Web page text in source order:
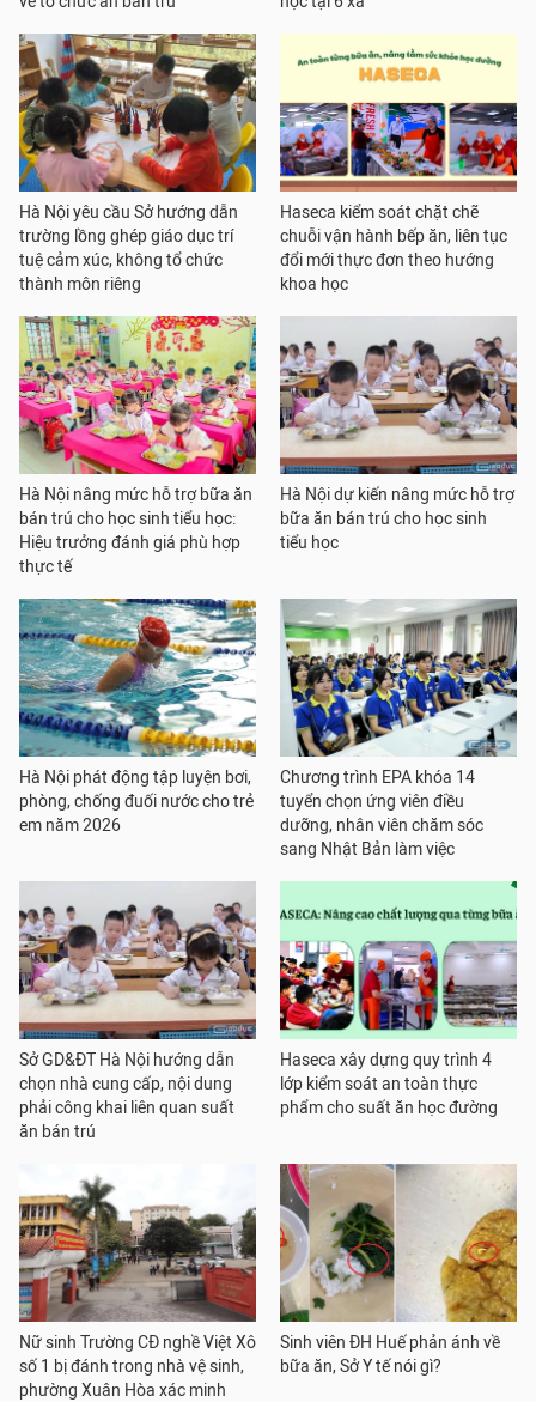
Hà Nội yêu cầu Sở hướng dẫn
trường lồng ghép giáo dục trí
tuệ cảm xúc, không tổ chức
thành môn riêng
Haseca kiểm soát chặt chẽ
chuỗi vận hành bếp ăn, liên tục
đổi mới thực đơn theo hướng
khoa học
Hà Nội nâng mức hỗ trợ bữa ăn
bán trú cho học sinh tiểu học:
Hiệu trưởng đánh giá phù hợp
thực tế
Hà Nội dự kiến nâng mức hỗ trợ
bữa ăn bán trú cho học sinh
tiểu học
Hà Nội phát động tập luyện bơi,
phòng, chống đuối nước cho trẻ
em năm 2026
Chương trình EPA khóa 14
tuyển chọn ứng viên điều
dưỡng, nhân viên chăm sóc
sang Nhật Bản làm việc
Sở GD&ĐT Hà Nội hướng dẫn
chọn nhà cung cấp, nội dung
phải công khai liên quan suất
ăn bán trú
Haseca xây dựng quy trình 4
lớp kiểm soát an toàn thực
phẩm cho suất ăn học đường
Nữ sinh Trường CĐ nghề Việt Xô
số 1 bị đánh trong nhà vệ sinh,
phường Xuân Hòa xác minh
Sinh viên ĐH Huế phản ánh về
bữa ăn, Sở Y tế nói gì?